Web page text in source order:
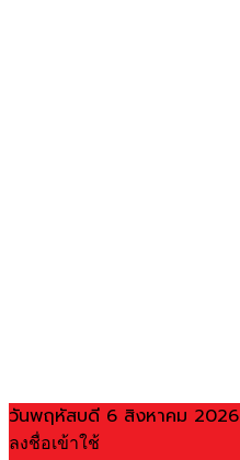
วันพฤหัสบดี 6 สิงหาคม 2026
ลงชื่อเข้าใช้